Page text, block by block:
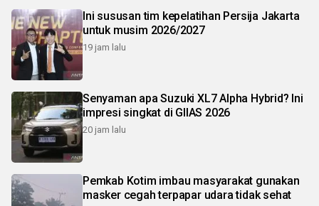
Ini sususan tim kepelatihan Persija Jakarta
untuk musim 2026/2027
19 jam lalu
Senyaman apa Suzuki XL7 Alpha Hybrid? Ini
impresi singkat di GIIAS 2026
20 jam lalu
Pemkab Kotim imbau masyarakat gunakan
masker cegah terpapar udara tidak sehat